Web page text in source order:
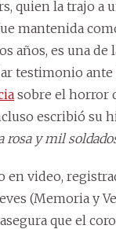
quien la trajo a
mantenida
años, es una de
testimonio ante
sobre el horror
escribió su
rosa y mil
en video,
(Memoria y
que el